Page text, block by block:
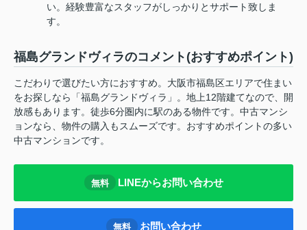
い。経験豊富なスタッフがしっかりとサポート致しま
す。
福島グランドヴィラのコメント(おすすめポイント)
こだわりで選びたい方におすすめ。大阪市福島区エリアで住まい
をお探しなら「福島グランドヴィラ」。地上12階建てなので、開
放感もあります。徒歩6分圏内に駅のある物件です。中古マンシ
ョンなら、物件の購入もスムーズです。おすすめポイントの多い
中古マンションです。
無料 LINEからお問い合わせ
無料 お問い合わせ